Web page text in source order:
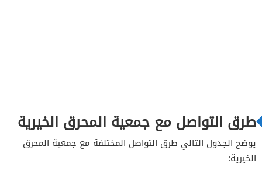
طرق التواصل مع جمعية المحرق الخيرية
يوضح الجدول التالي طرق التواصل المختلفة مع جمعية المحرق
الخيرية: